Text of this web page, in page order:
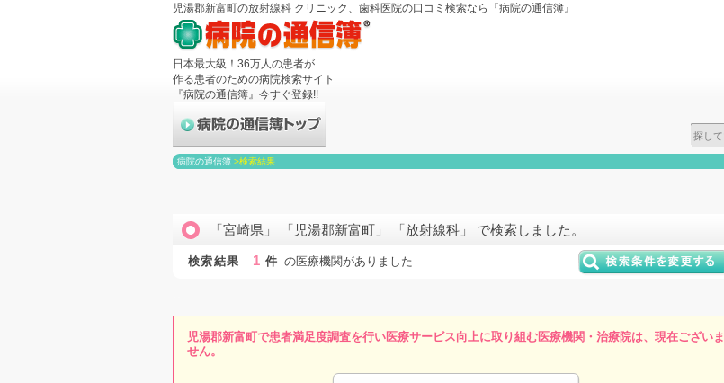
児湯郡新富町の放射線科 クリニック、歯科医院の口コミ検索なら『病院の通信簿』
日本最大級！36万人の患者が
作る患者のための病院検索サイト
『病院の通信簿』今すぐ登録!!
病院の通信簿 >検索結果
「宮崎県」 「児湯郡新富町」 「放射線科」 で検索しました。
検索結果 1 件 の医療機関がありました
児湯郡新富町で患者満足度調査を行い医療サービス向上に取り組む医療機関・治療院は、現在ございま
せん。